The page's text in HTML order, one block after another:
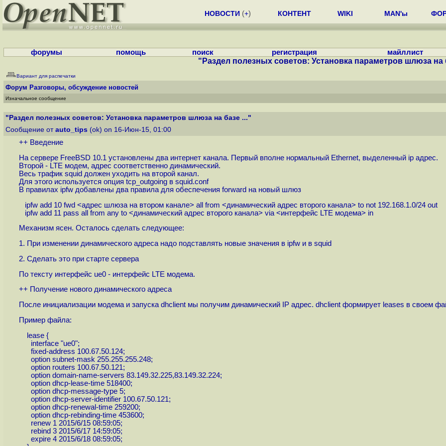
НОВОСТИ (+) КОНТЕНТ WIKI MAN'ы
форумы помощь поиск регистрация майллист
"Раздел полезных советов: Установка параметров шлюза на
Вариант для распечатки
Форум Разговоры, обсуждение новостей
Изначальное сообщение
"Раздел полезных советов: Установка параметров шлюза на базе ..."
Сообщение от auto_tips (ok) on 16-Июн-15, 01:00
++ Введение
На сервере FreeBSD 10.1 установлены два интернет канала. Первый вполне нормальный Ethernet, выделенный ip адрес.
Второй - LTE модем, адрес соответственно динамический.
Весь трафик squid должен уходить на второй канал.
Для этого используется опция tcp_outgoing в squid.conf
В правилах ipfw добавлены два правила для обеспечения forward на новый шлюз
ipfw add 10 fwd <адрес шлюза на втором канале> all from <динамический адрес второго канала> to not 192.168.1.0/24 out
ipfw add 11 pass all from any to <динамический адрес второго канала> via <интерфейс LTE модема> in
Механизм ясен. Осталось сделать следующее:
1. При изменении динамического адреса надо подставлять новые значения в ipfw и в squid
2. Сделать это при старте сервера
По тексту интерфейс ue0 - интерфейс LTE модема.
++ Получение нового динамического адреса
После инициализации модема и запуска dhclient мы получим динамический IP адрес. dhclient формирует leases в своем
Пример файла:
lease {
interface "ue0";
fixed-address 100.67.50.124;
option subnet-mask 255.255.255.248;
option routers 100.67.50.121;
option domain-name-servers 83.149.32.225,83.149.32.224;
option dhcp-lease-time 518400;
option dhcp-message-type 5;
option dhcp-server-identifier 100.67.50.121;
option dhcp-renewal-time 259200;
option dhcp-rebinding-time 453600;
renew 1 2015/6/15 08:59:05;
rebind 3 2015/6/17 14:59:05;
expire 4 2015/6/18 08:59:05;